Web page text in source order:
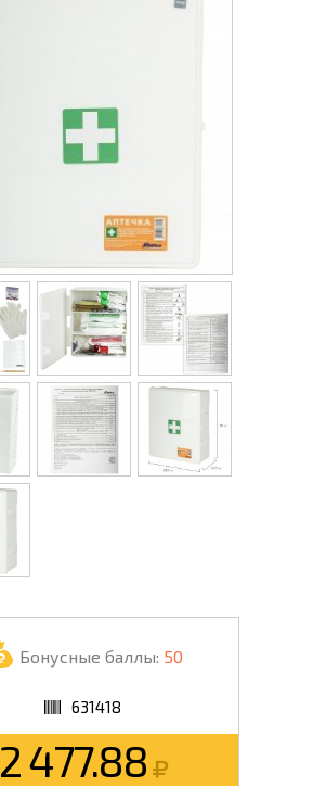
Бонусные баллы: 50
631418
2 477.88